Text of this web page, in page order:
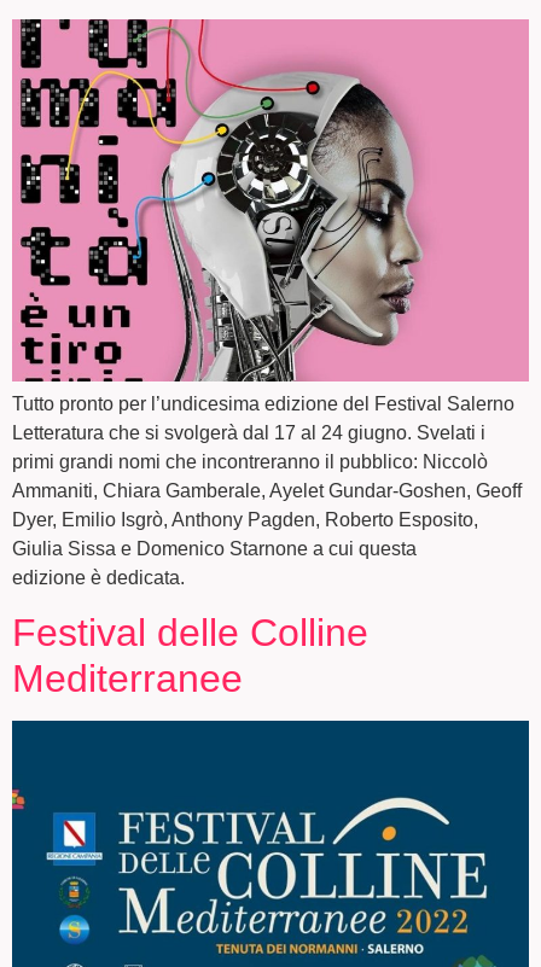
Tutto pronto per l’undicesima edizione del Festival Salerno
Letteratura che si svolgerà dal 17 al 24 giugno. Svelati i
primi grandi nomi che incontreranno il pubblico: Niccolò
Ammaniti, Chiara Gamberale, Ayelet Gundar-Goshen, Geoff
Dyer, Emilio Isgrò, Anthony Pagden, Roberto Esposito,
Giulia Sissa e Domenico Starnone a cui questa
edizione è dedicata.
Festival delle Colline
Mediterranee